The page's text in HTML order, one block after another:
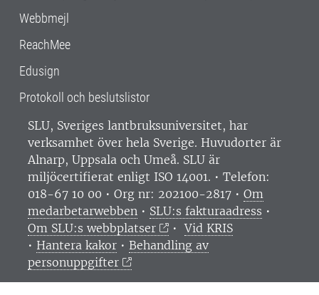
Webbmejl
ReachMee
Edusign
Protokoll och beslutslistor
SLU, Sveriges lantbruksuniversitet, har
verksamhet över hela Sverige. Huvudorter är
Alnarp, Uppsala och Umeå. SLU är
miljöcertifierat enligt ISO 14001. • Telefon:
018-67 10 00 • Org nr: 202100-2817 • Om
medarbetarwebben • SLU:s fakturaadress •
Om SLU:s webbplatser
•Vid KRIS
• Hantera kakor • Behandling av
personuppgifter